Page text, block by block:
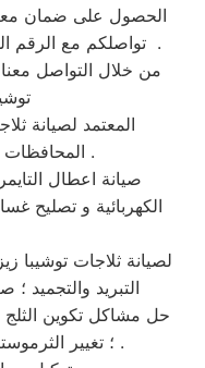
الحصول على ضمان
تواصلكم مع الرقم المختصر لصيانة توشيبا زيزينيا بزيزينيا .
من خلال التواصل
المعتمد لصيانة
المحافظات و الموقع الرسمي في مصر .
صيانة اعطال
الكهربائية و تصليح
لصيانة ثلاجات توشيبا
التبريد والتجميد
حل مشاكل تكوين الثلج
؛ تغيير الثرموستات ؛ تغيير مجموعة النوفروست .